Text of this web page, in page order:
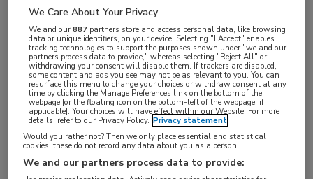
Cardiologie, Dermatologie,Endocrinologie
enterologie,Heelkunde,Hematologie,Infectieziekten,
Kindergeneeskunde,Longziekten,Nefrologie,Neurologie
Oncologie,Oogheelkunde,Reumatologie,Urologie
Tags:
duurzaamheid
We Care About Your Privacy
We and our887 partners store and access personal data, like browsing
data or unique identifiers, on your device. Selecting "I Accept" enables
tracking technologies to support the purposes shown under "we and our
partners process data to provide," whereas selecting "Reject All" or
withdrawing your consent will disable them. If trackers are disabled,
some content and ads you see may not be as relevant to you. You can
resurface this menu to change your choices or withdraw consent at any
time by clicking the Manage Preferences link on the bottom of the
webpage [or the floating icon on the bottom-left of the webpage, if
applicable]. Your choices will have effect within our Website. For more
details, refer to our Privacy Policy. Privacy statement
Would you rather not? Then we only place essential and statistical
cookies, these do not record any data about you as a person
We and our partners process data to provide: